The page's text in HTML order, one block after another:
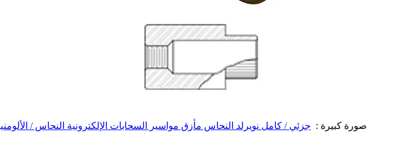
صورة كبيرة : جزئي / كامل نويرلد النحاس مأزق مواسير السحابات الإلكترونية النحاس /